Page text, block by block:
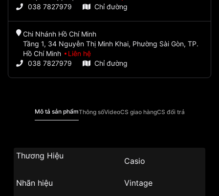
038 7827979
Chỉ đường
Chi Nhánh Hồ Chí Minh
Tầng 1, 34 Nguyễn Thị Minh Khai, Phường Sài Gòn, TP.
Hồ Chí Minh
Liên hệ
038 7827979
Chỉ đường
Mô tả sản phẩmThông sốVideoCS giao hàngCS đổi trả
Thương Hiệu
Casio
Nhãn hiệu
Vintage